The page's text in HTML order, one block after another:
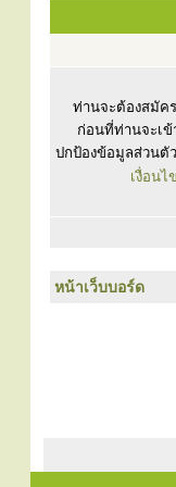
ท่านจะต้องสมัคร
ก่อนที่ท่านจะเข้า
ปกป้องข้อมูลส่วนตั
เงื่อนไ
หน้าเว็บบอร์ด